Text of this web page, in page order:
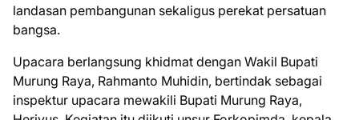
landasan pembangunan sekaligus perekat persatuan
bangsa.
Upacara berlangsung khidmat dengan Wakil Bupati
Murung Raya, Rahmanto Muhidin, bertindak sebagai
inspektur upacara mewakili Bupati Murung Raya,